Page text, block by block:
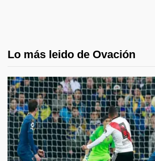
Lo más leido de Ovación